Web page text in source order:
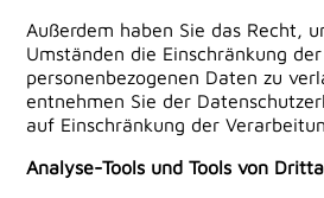
Außerdem haben Sie das Recht,
Umständen die Einschränkung
personenbezogenen Daten zu
entnehmen Sie der
auf Einschränkung der
Analyse-Tools und Tools von